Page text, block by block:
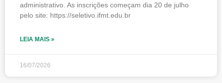
administrativo. As inscrições começam dia 20 de julho
pelo site: https://seletivo.ifmt.edu.br
LEIA MAIS »
16/07/2026